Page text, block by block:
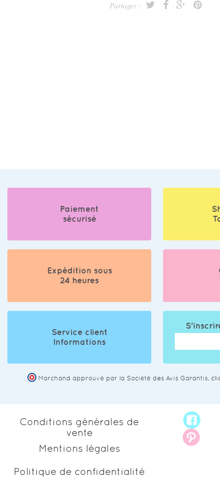
Partager :
Paiement
sécurisé
Expédition sous
24 heures
Service client
Informations
Marchand approuvé par la Société des Avis Garantis,
Conditions générales de
vente
Mentions légales
Politique de confidentialité